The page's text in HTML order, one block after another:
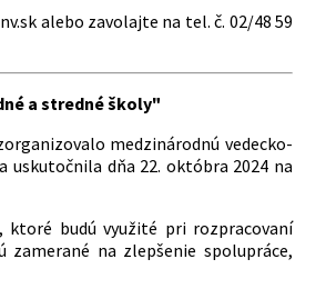
alebo zavolajte na tel. č. 02/48 59
a stredné školy"
medzinárodnú vedecko-
uskutočnila dňa 22. októbra 2024 na
ktoré budú využité pri rozpracovaní
na zlepšenie spolupráce,